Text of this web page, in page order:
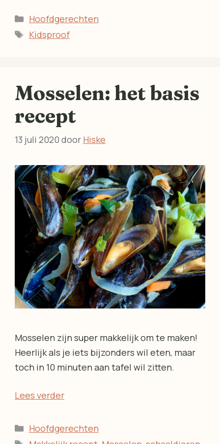
Categorieën
Hoofdgerechten
Tags
Kidsproof
Mosselen: het basis
recept
13 juli 2020 door Hiske
Mosselen zijn super makkelijk om te maken!
Heerlijk als je iets bijzonders wil eten, maar
toch in 10 minuten aan tafel wil zitten.
Lees verder
Categorieën
Hoofdgerechten